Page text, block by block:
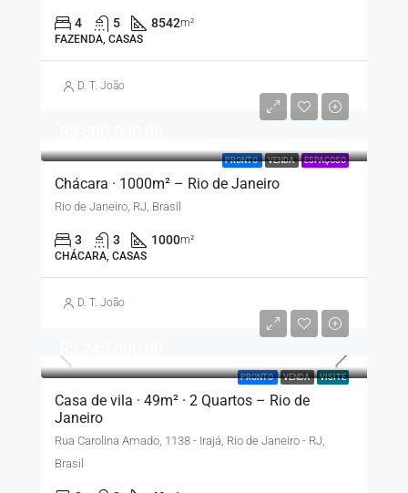
4 5 8542m²
FAZENDA, CASAS
D. T. João
PRONTO VENDA ESPAÇOSO
Chácara · 1000m² – Rio de Janeiro
Rio de Janeiro, RJ, Brasil
3 3 1000m²
CHÁCARA, CASAS
D. T. João
PRONTO VENDA VISITE
Casa de vila · 49m² · 2 Quartos – Rio de
Janeiro
Rua Carolina Amado, 1138 - Irajá, Rio de Janeiro - RJ,
Brasil